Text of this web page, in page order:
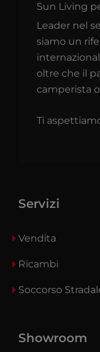
Sun Living
Leader nel
siamo un
oltre che il
camperista
Ti
Servizi
Vendita
Ricambi
Soccorso
Showroom